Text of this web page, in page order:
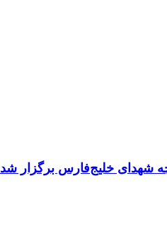
شهدای خلیج‌فارس برگزار شد